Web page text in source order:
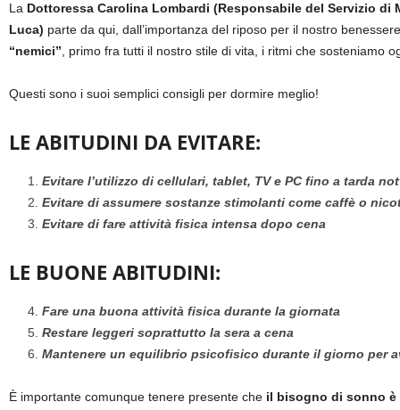
La Dottoressa Carolina Lombardi (Responsabile del Servizio
Luca) parte da qui, dall’importanza del riposo per il nostro
“nemici” , primo fra tutti il nostro stile di vita, i ritmi che sosteniamo
Questi sono i suoi semplici consigli per dormire meglio!
LE ABITUDINI DA EVITARE:
Evitare l’utilizzo di cellulari, tablet, TV e PC fino a tarda
Evitare di assumere sostanze stimolanti come caffè o
Evitare di fare attività fisica intensa dopo cena
LE BUONE ABITUDINI:
Fare una buona attività fisica durante la giornata
Restare leggeri soprattutto la sera a cena
Mantenere un equilibrio psicofisico durante il giorno per
È importante comunque tenere presente che il bisogno di sonno